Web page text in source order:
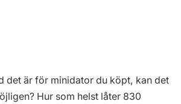
det är för minidator du köpt, kan det
Hur som helst låter 830